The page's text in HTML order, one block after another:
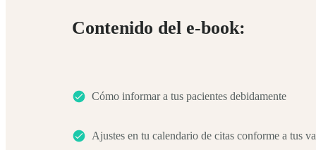
Contenido del e-book:
Cómo informar a tus pacientes debidamente
Ajustes en tu calendario de citas conforme a tus